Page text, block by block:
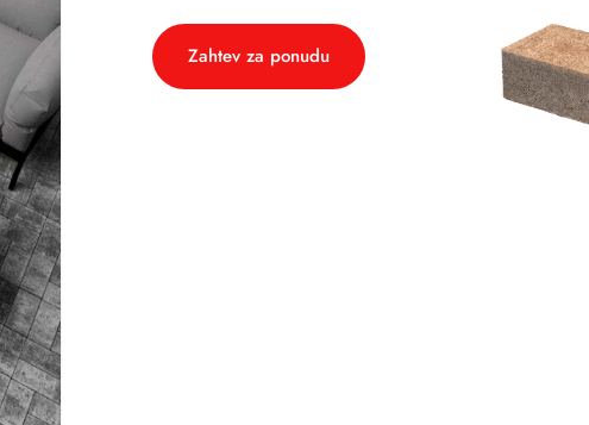
Zahtev za ponudu